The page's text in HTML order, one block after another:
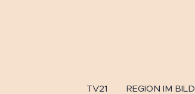
TV21 REGION IM BILD